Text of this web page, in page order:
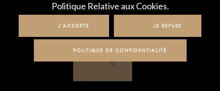
© IME 2017-2020
Politique Relative aux Cookies.
J'ACCEPTE JE REFUSE
POLITIQUE DE CONFIDENTIALITÉ